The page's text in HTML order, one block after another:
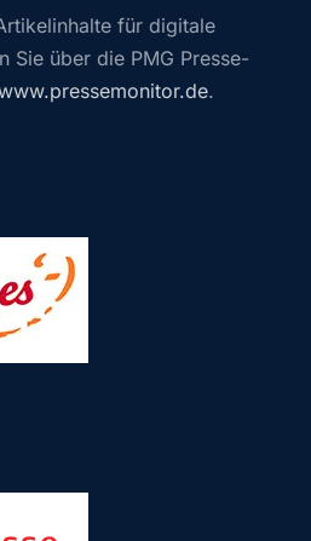
für digitale
Sie über die PMG Presse-
.